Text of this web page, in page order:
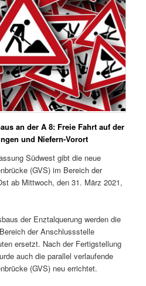
an der A 8: Freie Fahrt auf der
und Niefern-Vorort
Südwest gibt die neue
(GVS) im Bereich der
ab Mittwoch, den 31. März 2021,
der Enztalquerung werden die
der Anschlussstelle
ersetzt. Nach der Fertigstellung
auch die parallel verlaufende
(GVS) neu errichtet.